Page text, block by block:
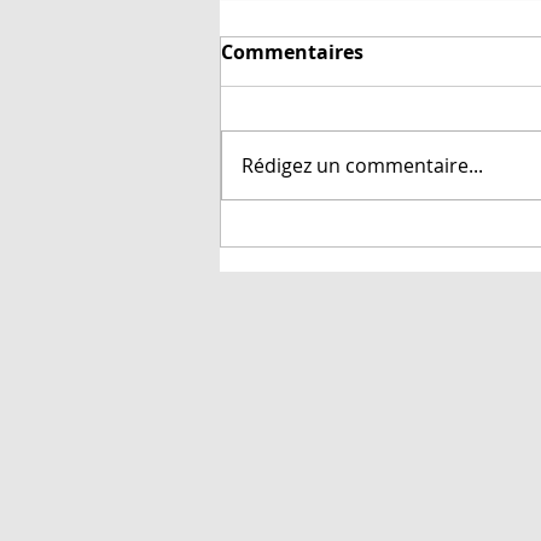
Si je double mon fil, dois-
règle sur le net disant: en
doublant la laine on double la
taille de l'aiguille en enlevant la
Commentaires
Rédigez un commentaire...